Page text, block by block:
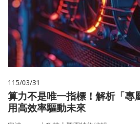
115/03/31
算力不是唯一指標！解析「專
用高效率驅動未來